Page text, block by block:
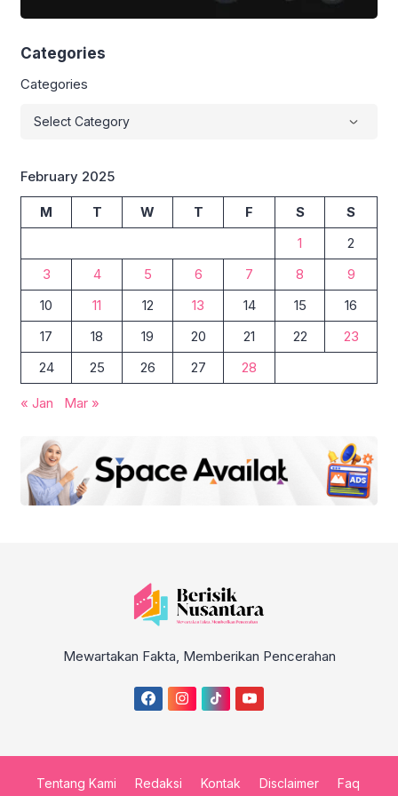
Categories
Categories
February 2025
M T W T F S
S
1
2
3
4 5 6 7 8
9
10
11 12 13 14 15
16
17
18 19 20 21 22
23
24
25 26 27 28
« Jan Mar »
Mewartakan Fakta, Memberikan Pencerahan
Tentang Kami Redaksi Kontak Disclaimer Faq